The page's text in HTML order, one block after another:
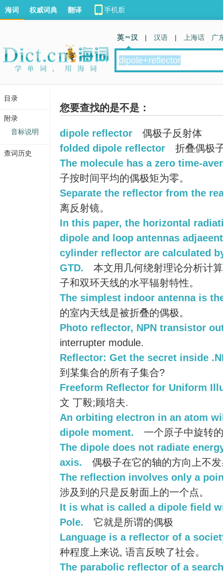
您要查找的是不是：
dipole reflector
偶极子反射体
folded dipole reflector
折叠偶极
The molecule has a zero time-
子按时间平均的偶极矩为零。
Separate the reflector from the
离反射镜。
In this paper, the horizontal
dipole and loop antennas
cylinder reflector are calculated
GTD.
本文用几何绕射理论分析计
子和双环天线的水平辐射特性。
The simplest indoor antenna is
的室内天线是被折叠的偶极。
Photo reflector, NPN transistor
interrupter module.
Reflector: Get the secret inside
到某集合的所有子集合?
Freeform Reflector for Uniform
文 丁毅;顾培夫.
An orbiting electron in an atom
dipole moment.
一个原子中旋转
The dipole does not radiate
axis.
偶极子在它的轴的方向上不
The reflection involves only a
涉及到的只是反射面上的一个点。
It is what is called a dipole field
Pole.
它就是所谓的偶极
Language is a reflector of a
种程度上来说, 语言反映了社会。
The parabolic reflector of a
海词 权威词典 翻译
英 汉 | 汉语 | 上海话 广
目录
附录
音标说明
查词历史